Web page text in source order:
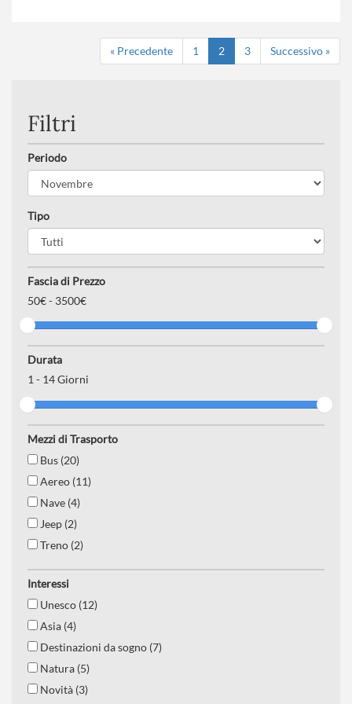
Numero partecipanti: minimo 20 - massimo 40
: Pensione completa con bevande
« Precedente 1 2 3 Successivo »
Filtri
Periodo
Tipo
Fascia di Prezzo
50€ - 3500€
Durata
1- 14Giorni
Mezzi di Trasporto
Bus (20)
Aereo (11)
Nave (4)
Jeep (2)
Treno (2)
Interessi
Unesco (12)
Asia (4)
Destinazioni da sogno (7)
Natura (5)
Novità (3)